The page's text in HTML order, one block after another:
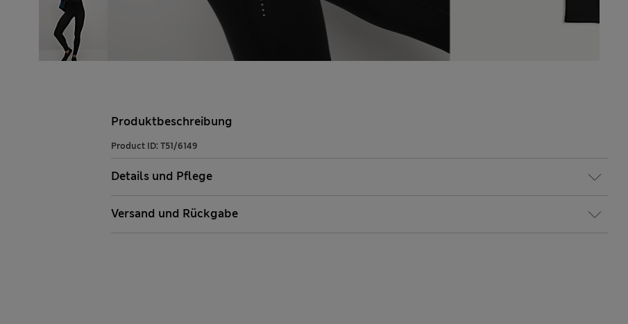
Produktbeschreibung
Product ID: T51/6149
Details und Pflege
Versand und Rückgabe